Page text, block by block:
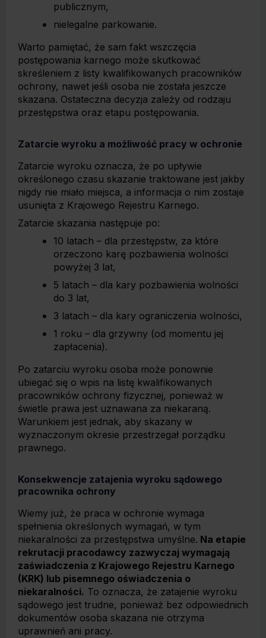
publicznym,
nielegalne parkowanie.
Warto pamiętać, że sam fakt wszczęcia
postępowania karnego może skutkować
skreśleniem z listy kwalifikowanych pracowników
ochrony, nawet jeśli osoba nie została jeszcze
skazana. Ostateczna decyzja zależy od rodzaju
przestępstwa oraz etapu postępowania.
Zatarcie wyroku a możliwość pracy w ochronie
Zatarcie wyroku oznacza, że po upływie
określonego czasu skazanie traktowane jest jakby
nigdy nie miało miejsca, a informacja o nim zostaje
usunięta z Krajowego Rejestru Karnego.
Zatarcie skazania następuje po:
10 latach – dla przestępstw, za które
orzeczono karę pozbawienia wolności
powyżej 3 lat,
5 latach – dla kary pozbawienia wolności
do 3 lat,
3 latach – dla kary ograniczenia wolności,
1 roku – dla grzywny (od momentu jej
zapłacenia).
Po zatarciu wyroku osoba może ponownie
ubiegać się o wpis na listę kwalifikowanych
pracowników ochrony fizycznej, ponieważ w
świetle prawa jest uznawana za niekaraną.
Warunkiem jest jednak, aby skazany w
wyznaczonym okresie przestrzegał porządku
prawnego.
Konsekwencje zatajenia wyroku sądowego
pracownika ochrony
Wiemy już, że praca w ochronie wymaga
spełnienia określonych wymagań, w tym
niekaralności za przestępstwa umyślne. Na etapie
rekrutacji pracodawcy zazwyczaj wymagają
zaświadczenia z Krajowego Rejestru Karnego
(KRK) lub pisemnego oświadczenia o
niekaralności. To oznacza, że zatajenie wyroku
sądowego jest trudne, ponieważ bez odpowiednich
dokumentów osoba skazana nie otrzyma
uprawnień ani pracy.